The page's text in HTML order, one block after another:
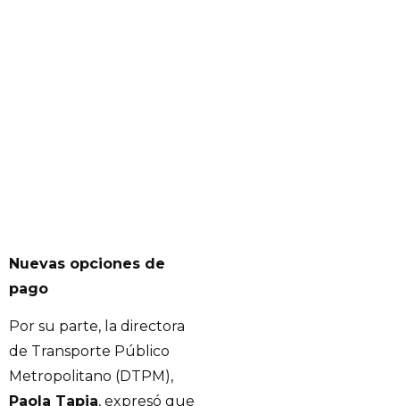
Nuevas opciones de
pago
Por su parte, la directora
de Transporte Público
Metropolitano (DTPM),
Paola Tapia, expresó que